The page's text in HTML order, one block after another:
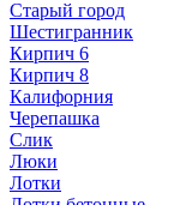
Старый город
Шестигранник
Кирпич 6
Кирпич 8
Калифорния
Черепашка
Слик
Люки
Лотки